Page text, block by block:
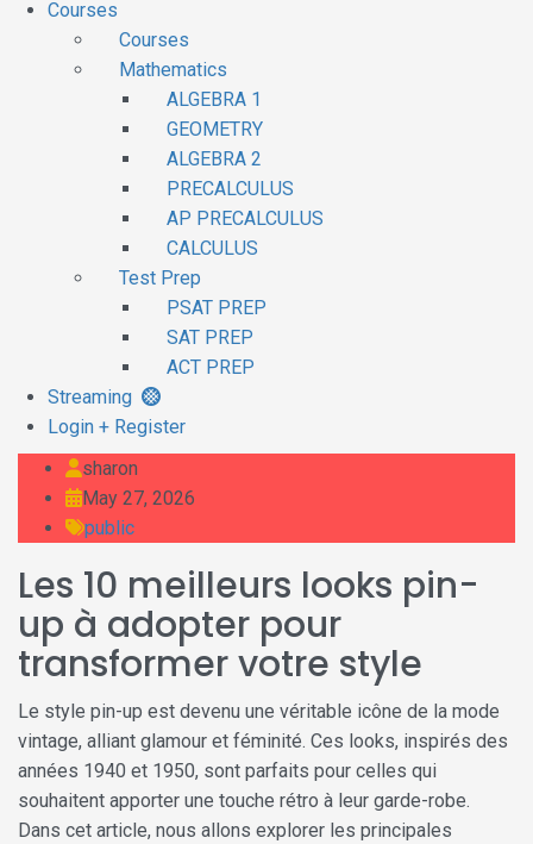
Courses
Courses
Mathematics
ALGEBRA 1
GEOMETRY
ALGEBRA 2
PRECALCULUS
AP PRECALCULUS
CALCULUS
Test Prep
PSAT PREP
SAT PREP
ACT PREP
Streaming
Login + Register
sharon
May 27, 2026
public
Les 10 meilleurs looks pin-
up à adopter pour
transformer votre style
Le style pin-up est devenu une véritable icône de la mode
vintage, alliant glamour et féminité. Ces looks, inspirés des
années 1940 et 1950, sont parfaits pour celles qui
souhaitent apporter une touche rétro à leur garde-robe.
Dans cet article, nous allons explorer les principales